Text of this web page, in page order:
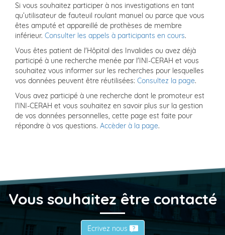
Si vous souhaitez participer à nos investigations en tant
qu’utilisateur de fauteuil roulant manuel ou parce que vous
êtes amputé et appareillé de prothèses de membre
inférieur. Consulter les appels à participants en cours.
Vous êtes patient de l'Hôpital des Invalides ou avez déjà
participé à une recherche menée par l'INI-CERAH et vous
souhaitez vous informer sur les recherches pour lesquelles
vos données peuvent être réutilisées: Consultez la page.
Vous avez participé à une recherche dont le promoteur est
l'INI-CERAH et vous souhaitez en savoir plus sur la gestion
de vos données personnelles, cette page est faite pour
répondre à vos questions. Accèder à la page.
Vous souhaitez être contacté
Écrivez nous